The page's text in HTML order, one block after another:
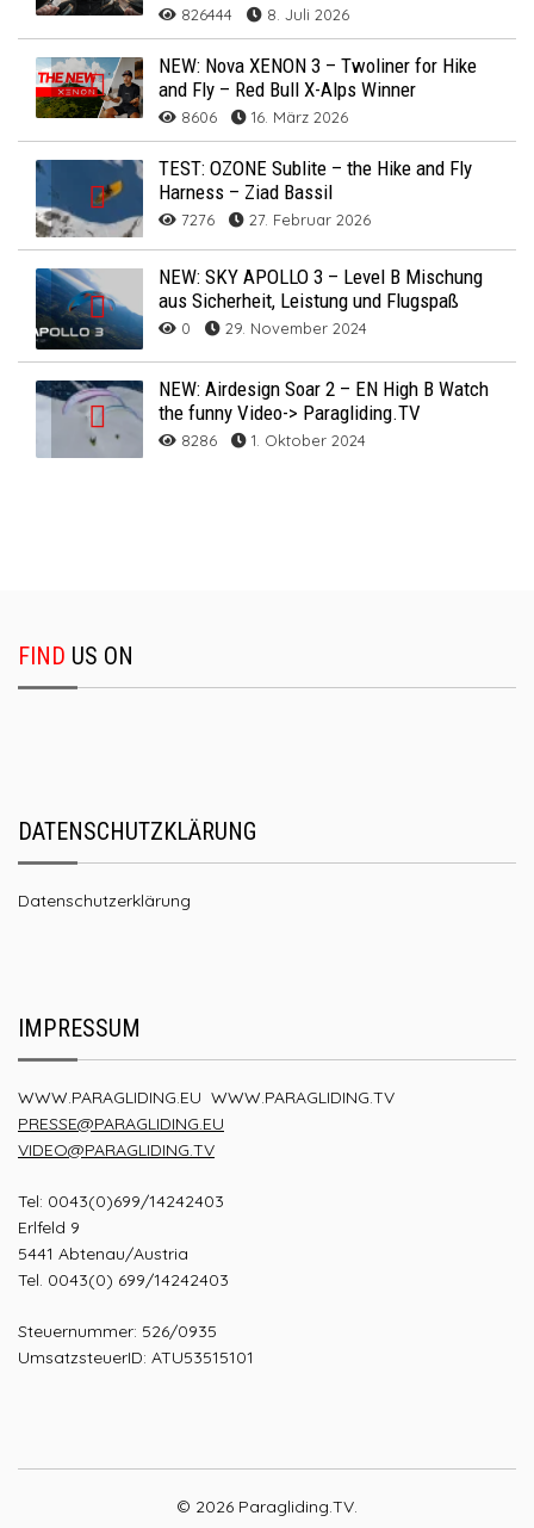
826444 8. Juli 2026
NEW: Nova XENON 3 – Twoliner for Hike
and Fly – Red Bull X-Alps Winner
8606 16. März 2026
TEST: OZONE Sublite – the Hike and Fly
Harness – Ziad Bassil
7276 27. Februar 2026
NEW: SKY APOLLO 3 – Level B Mischung
aus Sicherheit, Leistung und Flugspaß
0 29. November 2024
NEW: Airdesign Soar 2 – EN High B Watch
the funny Video-> Paragliding.TV
8286 1. Oktober 2024
FIND US ON
DATENSCHUTZKLÄRUNG
Datenschutzerklärung
IMPRESSUM
WWW.PARAGLIDING.EU WWW.PARAGLIDING.TV
PRESSE@PARAGLIDING.EU
VIDEO@PARAGLIDING.TV
Tel: 0043(0)699/14242403
Erlfeld 9
5441 Abtenau/Austria
Tel. 0043(0) 699/14242403
Steuernummer: 526/0935
UmsatzsteuerID: ATU53515101
© 2026 Paragliding.TV.